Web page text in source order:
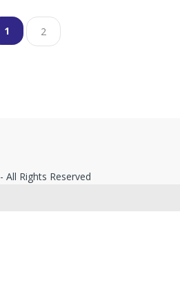
1 2
- All Rights Reserved